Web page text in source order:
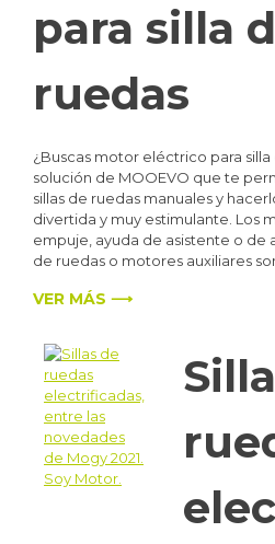
para silla
ruedas
¿Buscas motor eléctrico para
solución de MOOEVO que te
sillas de ruedas manuales y
divertida y muy estimulante. Los
empuje, ayuda de asistente o de
de ruedas o motores auxiliares
VER MÁS ⟶